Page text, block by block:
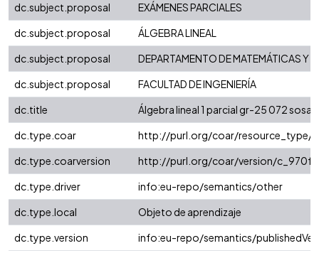
dc.subject.proposal
EXÁMENES PARCIALES
dc.subject.proposal
ÁLGEBRA LINEAL
dc.subject.proposal
DEPARTAMENTO DE MATEMÁTICAS Y
dc.subject.proposal
FACULTAD DE INGENIERÍA
dc.title
Álgebra lineal 1 parcial gr-25 072 sosa
dc.type.coar
http://purl.org/coar/resource_type/
dc.type.coarversion
http://purl.org/coar/version/
dc.type.driver
info:eu-repo/semantics/other
dc.type.local
Objeto de aprendizaje
dc.type.version
info:eu-repo/semantics/